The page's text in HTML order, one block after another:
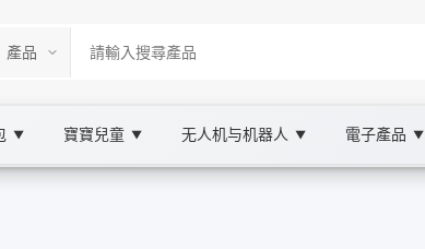
▼ 寶寶兒童 ▼ 无人机与机器人 ▼ 電子產品 ▼
Marketplace